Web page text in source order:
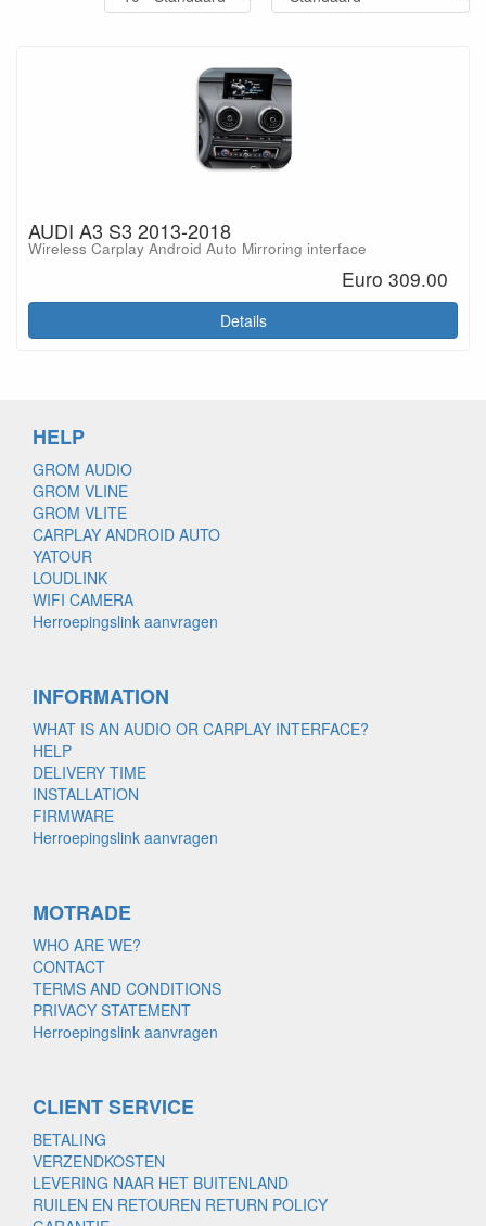
AUDI A3 S3 2013-2018
Wireless Carplay Android Auto Mirroring interface
Euro 309.00
Details
HELP
GROM AUDIO
GROM VLINE
GROM VLITE
CARPLAY ANDROID AUTO
YATOUR
LOUDLINK
WIFI CAMERA
Herroepingslink aanvragen
INFORMATION
WHAT IS AN AUDIO OR CARPLAY INTERFACE?
HELP
DELIVERY TIME
INSTALLATION
FIRMWARE
Herroepingslink aanvragen
MOTRADE
WHO ARE WE?
CONTACT
TERMS AND CONDITIONS
PRIVACY STATEMENT
Herroepingslink aanvragen
CLIENT SERVICE
BETALING
VERZENDKOSTEN
LEVERING NAAR HET BUITENLAND
RUILEN EN RETOUREN RETURN POLICY